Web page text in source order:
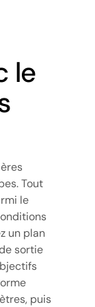
le
Tout
le
un plan
sortie
puis